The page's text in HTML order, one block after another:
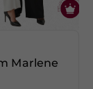
Marlene